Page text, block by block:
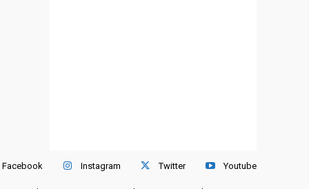
Facebook Instagram Twitter Youtube